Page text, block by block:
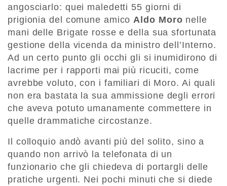
angosciarlo: quei maledetti 55 giorni di
prigionia del comune amico Aldo Moro nelle
mani delle Brigate rosse e della sua sfortunata
gestione della vicenda da ministro dell’Interno.
Ad un certo punto gli occhi gli si inumidirono di
lacrime per i rapporti mai più ricuciti, come
avrebbe voluto, con i familiari di Moro. Ai quali
non era bastata la sua ammissione degli errori
che aveva potuto umanamente commettere in
quelle drammatiche circostanze.
Il colloquio andò avanti più del solito, sino a
quando non arrivò la telefonata di un
funzionario che gli chiedeva di portargli delle
pratiche urgenti. Nei pochi minuti che si diede